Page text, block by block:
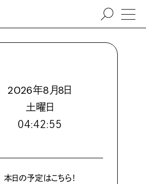
2026年8月8日
土曜日
０４:４２:５６
本日の予定はこちら！